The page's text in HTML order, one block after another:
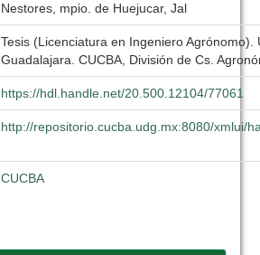
Nestores, mpio. de Huejucar, Jal
Tesis (Licenciatura en Ingeniero Agrónomo).
Guadalajara. CUCBA, División de Cs.
https://hdl.handle.net/20.500.12104/77061
http://repositorio.cucba.udg.mx:8080/xmlui/
CUCBA